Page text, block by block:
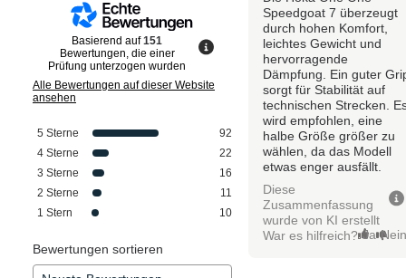
Basierend auf151
Bewertungen, die einer
Prüfung unterzogen wurden
Alle Bewertungen auf dieser Website
ansehen
5 Sterne
92
4 Sterne
22
3 Sterne
16
2 Sterne
11
1 Stern 10
Bewertungen sortieren
Speedgoat 7 überzeugt
durch hohen Komfort,
leichtes Gewicht und
hervorragende
Dämpfung. Ein guter
sorgt für Stabilität auf
technischen Strecken.
wird empfohlen, eine
halbe Größe größer zu
wählen, da das Modell
etwas enger ausfällt.
Diese
Zusammenfassung
wurde von KI erstellt
War es hilfreich? Ja